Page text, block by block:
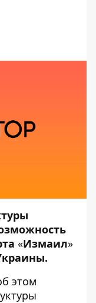
«Измаил»
этом